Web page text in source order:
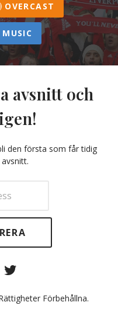
OVERCAST
avsnitt och
den första som får tidig
Förbehållna.